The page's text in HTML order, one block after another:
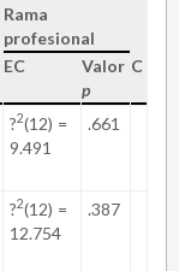
Rama
profesional
EC
Valor
p
C
?2(12) =
9.491
.661
?2(12) =
12.754
.387